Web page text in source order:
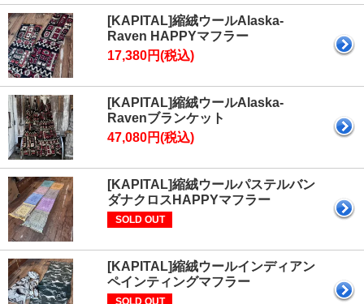
[KAPITAL]縮絨ウールAlaska-
Raven HAPPYマフラー
17,380円(税込)
[KAPITAL]縮絨ウールAlaska-
Ravenブランケット
47,080円(税込)
[KAPITAL]縮絨ウールパステルバン
ダナクロスHAPPYマフラー
SOLD OUT
[KAPITAL]縮絨ウールインディアン
ペインティングマフラー
SOLD OUT